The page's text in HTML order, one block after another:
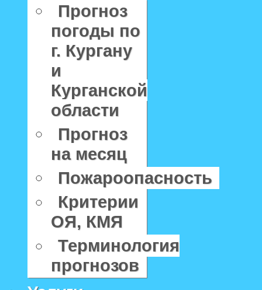
Прогноз
погоды по
г. Кургану
и
Курганской
области
Прогноз
на месяц
Пожароопасность
Критерии
ОЯ, КМЯ
Терминология
прогнозов